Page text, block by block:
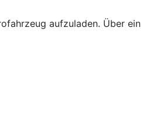
aufzuladen. Über ein